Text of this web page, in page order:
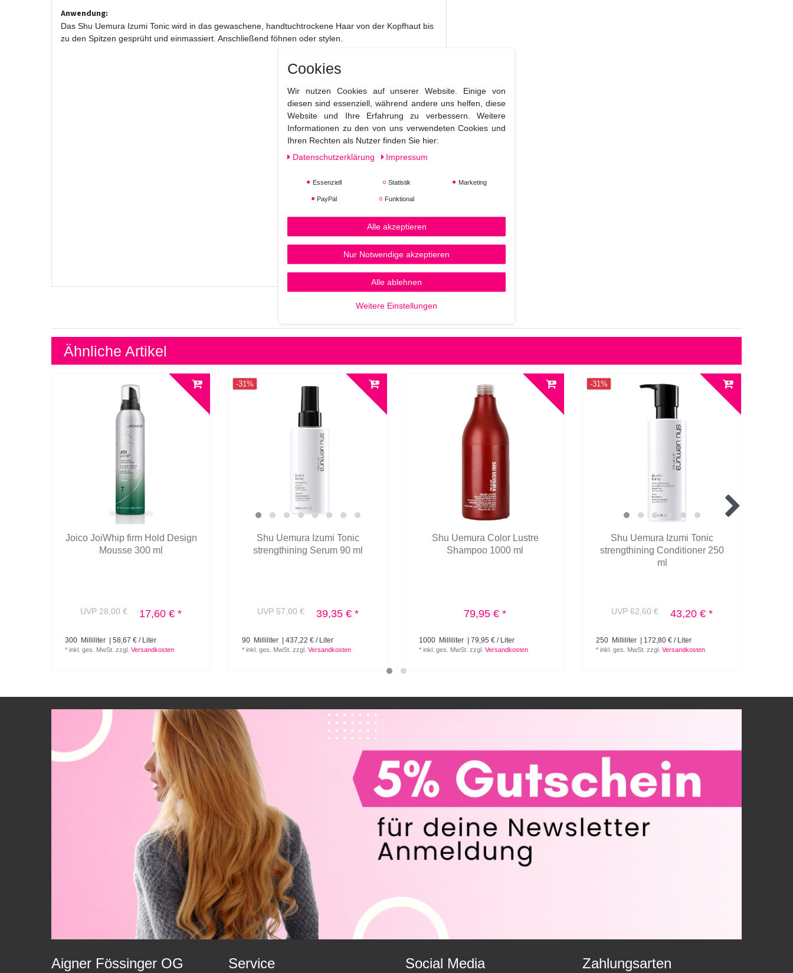
Anwendung:
Das Shu Uemura Izumi Tonic wird in das gewaschene, handtuchtrockene Haar von der Kopfhaut bis
zu den Spitzen gesprüht und einmassiert. Anschließend föhnen oder stylen.
Ähnliche Artikel
Joico JoiWhip firm Hold Design
Mousse 300 ml
UVP 28,00 € 17,60 € *
300 Milliliter | 58,67 € / Liter
*inkl. ges. MwSt. zzgl.Versandkosten
-31%
Shu Uemura Izumi Tonic
strengthining Serum 90 ml
UVP 57,00 € 39,35 € *
90 Milliliter | 437,22 € / Liter
*inkl. ges. MwSt. zzgl.Versandkosten
Shu Uemura Color Lustre
Shampoo 1000 ml
79,95 € *
1000 Milliliter | 79,95 € / Liter
*inkl. ges. MwSt. zzgl.Versandkosten
-31%
Shu Uemura Izumi Tonic
strengthining Conditioner 250
ml
UVP 62,60 € 43,20 € *
250 Milliliter | 172,80 € / Liter
*inkl. ges. MwSt. zzgl.Versandkosten
Aigner Fössinger OG Service Social Media Zahlungsarten
Cookies
Wir nutzen Cookies auf unserer Website. Einige von
diesen sind essenziell, während andere uns helfen, diese
Website und Ihre Erfahrung zu verbessern. Weitere
Informationen zu den von uns verwendeten Cookies und
Ihren Rechten als Nutzer finden Sie hier:
Daten­schutz­erklärung
Impressum
Essenziell Statistik Marketing
PayPal Funktional
Alle akzeptieren
Nur Notwendige akzeptieren
Alle ablehnen
Weitere Einstellungen